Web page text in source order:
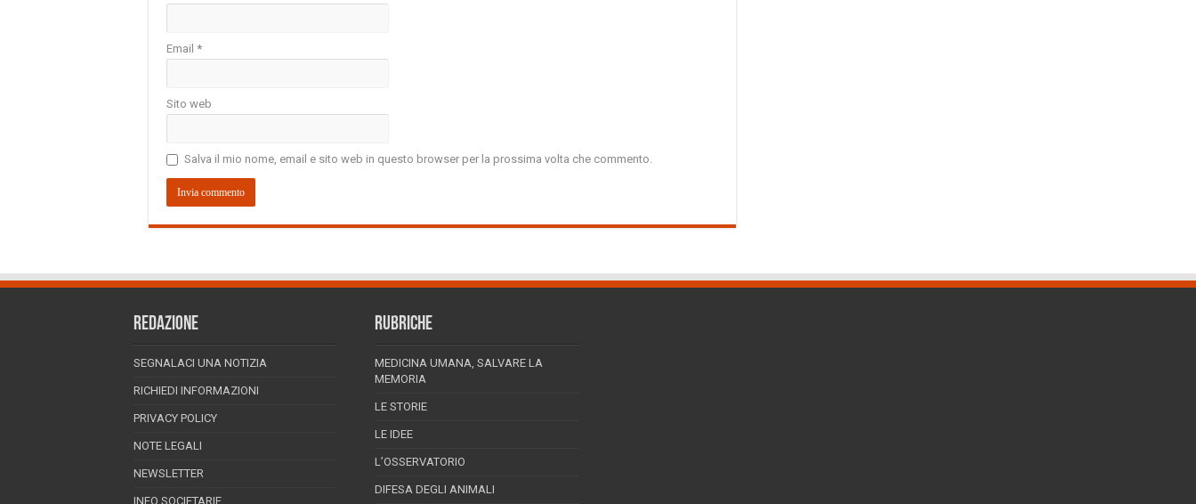
Email *
Sito web
Salva il mio nome, email e sito web in questo browser per la prossima volta che commento.
REDAZIONE
SEGNALACI UNA NOTIZIA
RICHIEDI INFORMAZIONI
PRIVACY POLICY
NOTE LEGALI
NEWSLETTER
INFO SOCIETARIE
RUBRICHE
MEDICINA UMANA, SALVARE LA
MEMORIA
LE STORIE
LE IDEE
L’OSSERVATORIO
DIFESA DEGLI ANIMALI